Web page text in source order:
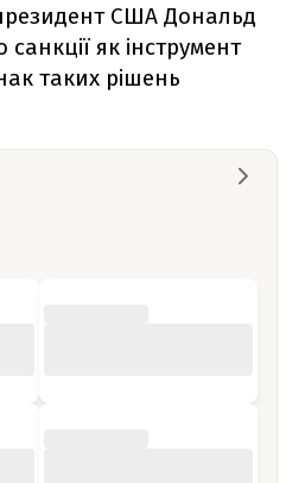
США Дональд
як інструмент
таких рішень